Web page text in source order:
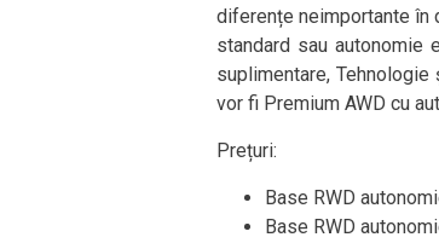
diferențe neimportante în
standard sau
suplimentare,
vor fi Premium AWD cu
Prețuri:
Base RWD
Base RWD